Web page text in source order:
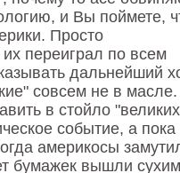
и Вы поймете,
Просто
переиграл по всем
дальнейший
совсем не в масле.
в стойло
событие, а пока
америкосы
бумажек вышли